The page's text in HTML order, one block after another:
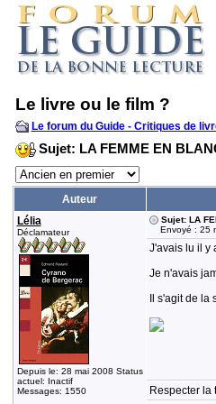
Le livre ou le film ?
Le forum du Guide - Critiques de
Sujet: LA FEMME EN
Auteur
Lélia
Déclamateur
Depuis le: 28 mai 2008 Status
actuel: Inactif
Messages: 1550
Sujet: LA
Envoyé : 25
J'avais lu il y
Je n'avais
Il s'agit de
Respecter la